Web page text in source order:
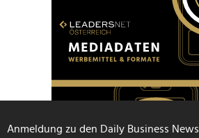
Anmeldung zu den Daily Business News